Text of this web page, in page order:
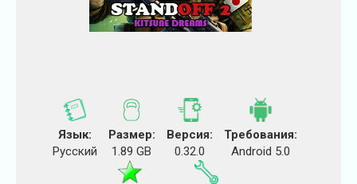
Язык:
Русский
Размер:
1.89 GB
Версия:
0.32.0
Требования:
Android 5.0